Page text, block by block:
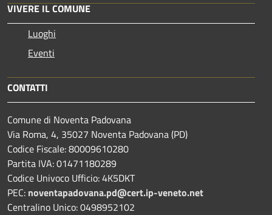
VIVERE IL COMUNE
Luoghi
Eventi
CONTATTI
Comune di Noventa Padovana
Via Roma, 4, 35027 Noventa Padovana (PD)
Codice Fiscale: 80009610280
Partita IVA: 01471180289
Codice Univoco Ufficio: 4K5DKT
PEC: noventapadovana.pd@cert.ip-veneto.net
Centralino Unico: 0498952102